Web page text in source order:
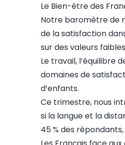
Le Bien-être des
Notre baromètre de
de la satisfaction
sur des valeurs
Le travail, l’équilibre
domaines de
d’enfants.
Ce trimestre, nous
si la langue et la
45 % des